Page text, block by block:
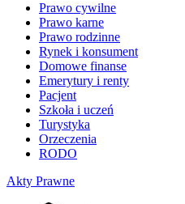
Prawo cywilne
Prawo karne
Prawo rodzinne
Rynek i konsument
Domowe finanse
Emerytury i renty
Pacjent
Szkoła i uczeń
Turystyka
Orzeczenia
RODO
Akty Prawne